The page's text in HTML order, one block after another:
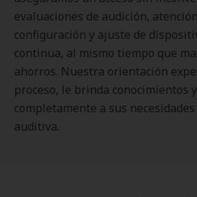
evaluaciones de audición,
configuración y ajuste de
continua, al mismo tiempo que
ahorros. Nuestra orientación
proceso, le brinda conocimientos
completamente a sus
auditiva.